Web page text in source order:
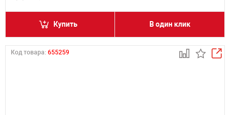
Купить В один клик
Код товара: 655259